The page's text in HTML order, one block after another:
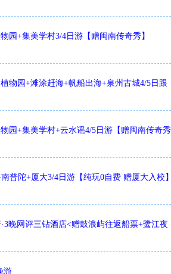
园+集美学村3/4日游【赠闽南传奇秀】
物园+滩涂赶海+帆船出海+泉州古城4/5日跟
园+集美学村+云水谣4/5日游【赠闽南传奇秀
普陀+厦大3/4日游【纯玩0自费 赠厦大入校】
晚网评三钻酒店<赠鼓浪屿往返船票+鹭江夜
游